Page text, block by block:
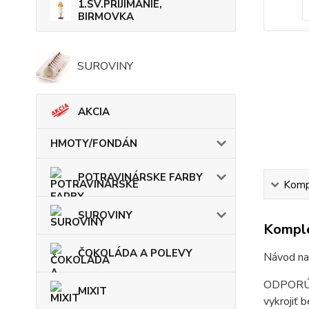
1.SV.PRIJÍMANIE,
BIRMOVKA
SUROVINY
AKCIA
HMOTY/FONDÁN
POTRAVINÁRSKE FARBY
SUROVINY
ČOKOLÁDA A POLEVY
MIXIT
Návod
vykrojiť